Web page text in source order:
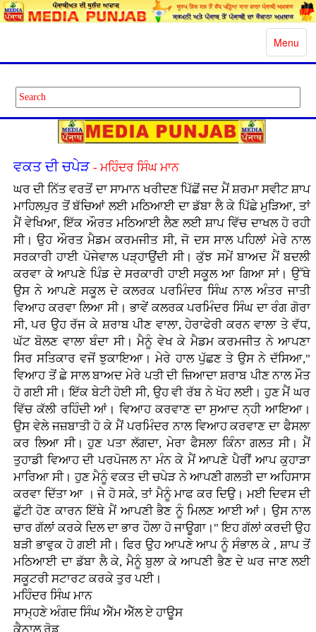
Toggle
Menu
ਵਕਤ ਦੀ ਚਪੇੜ - ਮਹਿੰਦਰ ਸਿੰਘ ਮਾਨ
ਘਰ ਦੀ ਨਿੱਤ ਵਰਤੋਂ ਦਾ ਸਾਮਾਨ ਖਰੀਦਣ ਪਿੱਛੋਂ ਜਦ ਮੈਂ ਸ਼ਰਮਾ ਸਵੀਟ ਸ਼ਾਪ
ਮਾਹਿਲਪੁਰ ਤੋਂ ਬੱਚਿਆਂ ਲਈ ਮਠਿਆਈ ਦਾ ਡੱਬਾ ਲੈ ਕੇ ਪਿੱਛੇ ਮੁੜਿਆ, ਤਾਂ
ਮੈਂ ਵੇਖਿਆ, ਇੱਕ ਔਰਤ ਮਠਿਆਈ ਲੈਣ ਲਈ ਸ਼ਾਪ ਵਿੱਚ ਦਾਖਲ ਹੋ ਰਹੀ
ਸੀ। ਉਹ ਔਰਤ ਮੈਡਮ ਕਰਮਜੀਤ ਸੀ, ਜੋ ਦਸ ਸਾਲ ਪਹਿਲਾਂ ਮੇਰੇ ਨਾਲ
ਸਰਕਾਰੀ ਹਾਈ ਪੋਜੇਵਾਲ ਪੜ੍ਹਾਉਂਦੀ ਸੀ। ਕੁੱਝ ਸਮੇਂ ਬਾਅਦ ਮੈਂ ਬਦਲੀ
ਕਰਵਾ ਕੇ ਆਪਣੇ ਪਿੰਡ ਦੇ ਸਰਕਾਰੀ ਹਾਈ ਸਕੂਲ ਆ ਗਿਆ ਸਾਂ। ਉੱਥੇ
ਉਸ ਨੇ ਆਪਣੇ ਸਕੂਲ ਦੇ ਕਲਰਕ ਪਰਮਿੰਦਰ ਸਿੰਘ ਨਾਲ ਅੰਤਰ ਜਾਤੀ
ਵਿਆਹ ਕਰਵਾ ਲਿਆ ਸੀ। ਭਾਵੇਂ ਕਲਰਕ ਪਰਮਿੰਦਰ ਸਿੰਘ ਦਾ ਰੰਗ ਗੋਰਾ
ਸੀ, ਪਰ ਉਹ ਰੱਜ ਕੇ ਸ਼ਰਾਬ ਪੀਣ ਵਾਲਾ, ਹੇਰਾਫੇਰੀ ਕਰਨ ਵਾਲਾ ਤੇ ਵੱਧ,
ਘੱਟ ਬੋਲਣ ਵਾਲਾ ਬੰਦਾ ਸੀ। ਮੈਨੂੰ ਵੇਖ ਕੇ ਮੈਡਮ ਕਰਮਜੀਤ ਨੇ ਆਪਣਾ
ਸਿਰ ਸਤਿਕਾਰ ਵਜੋਂ ਝੁਕਾਇਆ। ਮੇਰੇ ਹਾਲ ਪੁੱਛਣ ਤੇ ਉਸ ਨੇ ਦੱਸਿਆ,"
ਵਿਆਹ ਤੋਂ ਛੇ ਸਾਲ ਬਾਅਦ ਮੇਰੇ ਪਤੀ ਦੀ ਜ਼ਿਆਦਾ ਸ਼ਰਾਬ ਪੀਣ ਨਾਲ ਮੌਤ
ਹੋ ਗਈ ਸੀ। ਇੱਕ ਬੇਟੀ ਹੋਈ ਸੀ, ਉਹ ਵੀ ਰੱਬ ਨੇ ਖੋਹ ਲਈ। ਹੁਣ ਮੈਂ ਘਰ
ਵਿੱਚ ਕੱਲੀ ਰਹਿੰਦੀ ਆਂ। ਵਿਆਹ ਕਰਵਾਣ ਦਾ ਸੁਆਦ ਨ੍ਹੀ ਆਇਆ।
ਉਸ ਵੇਲੇ ਜਜ਼ਬਾਤੀ ਹੋ ਕੇ ਮੈਂ ਪਰਮਿੰਦਰ ਨਾਲ ਵਿਆਹ ਕਰਵਾਣ ਦਾ ਫੈਸਲਾ
ਕਰ ਲਿਆ ਸੀ। ਹੁਣ ਪਤਾ ਲੱਗਦਾ, ਮੇਰਾ ਫੈਸਲਾ ਕਿੰਨਾ ਗਲਤ ਸੀ। ਮੈਂ
ਤੁਹਾਡੀ ਵਿਆਹ ਦੀ ਪਰਪੋਜਲ ਨਾ ਮੰਨ ਕੇ ਮੈਂ ਆਪਣੇ ਪੈਰੀਂ ਆਪ ਕੁਹਾੜਾ
ਮਾਰਿਆ ਸੀ। ਹੁਣ ਮੈਨੂੰ ਵਕਤ ਦੀ ਚਪੇੜ ਨੇ ਆਪਣੀ ਗਲਤੀ ਦਾ ਅਹਿਸਾਸ
ਕਰਵਾ ਦਿੱਤਾ ਆ । ਜੇ ਹੋ ਸਕੇ, ਤਾਂ ਮੈਨੂੰ ਮਾਫ ਕਰ ਦਿਉ। ਮਈ ਦਿਵਸ ਦੀ
ਛੁੱਟੀ ਹੋਣ ਕਾਰਨ ਇੱਥੇ ਮੈਂ ਆਪਣੀ ਭੈਣ ਨੂੰ ਮਿਲਣ ਆਈ ਆਂ। ਉਸ ਨਾਲ
ਚਾਰ ਗੱਲਾਂ ਕਰਕੇ ਦਿਲ ਦਾ ਭਾਰ ਹੌਲਾ ਹੋ ਜਾਊਗਾ।" ਇਹ ਗੱਲਾਂ ਕਰਦੀ ਉਹ
ਬੜੀ ਭਾਵੁਕ ਹੋ ਗਈ ਸੀ। ਫਿਰ ਉਹ ਆਪਣੇ ਆਪ ਨੂੰ ਸੰਭਾਲ ਕੇ , ਸ਼ਾਪ ਤੋਂ
ਮਠਿਆਈ ਦਾ ਡੱਬਾ ਲੈ ਕੇ, ਮੈਨੂੰ ਬੁਲਾ ਕੇ ਆਪਣੀ ਭੈਣ ਦੇ ਘਰ ਜਾਣ ਲਈ
ਸਕੂਟਰੀ ਸਟਾਰਟ ਕਰਕੇ ਤੁਰ ਪਈ।
ਮਹਿੰਦਰ ਸਿੰਘ ਮਾਨ
ਸਾਮ੍ਹਣੇ ਅੰਗਦ ਸਿੰਘ ਐੱਮ ਐੱਲ ਏ ਹਾਊਸ